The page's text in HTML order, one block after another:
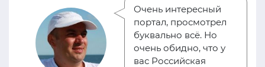
Очень интересный
портал, просмотрел
буквально всё. Но
очень обидно, что у
вас Российская